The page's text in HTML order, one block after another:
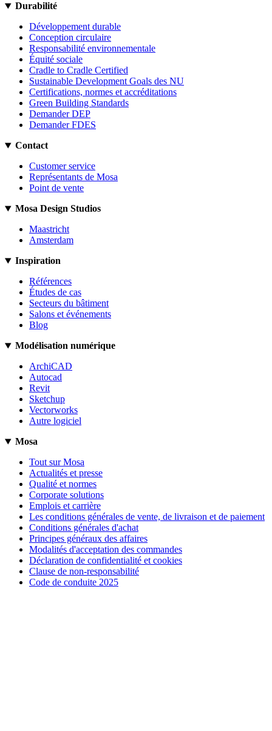
Durabilité
Développement durable
Conception circulaire
Responsabilité environnementale
Équité sociale
Cradle to Cradle Certified
Sustainable Development Goals des NU
Certifications, normes et accréditations
Green Building Standards
Demander DEP
Demander FDES
Contact
Customer service
Représentants de Mosa
Point de vente
Mosa Design Studios
Maastricht
Amsterdam
Inspiration
Références
Études de cas
Secteurs du bâtiment
Salons et événements
Blog
Modélisation numérique
ArchiCAD
Autocad
Revit
Sketchup
Vectorworks
Autre logiciel
Mosa
Tout sur Mosa
Actualités et presse
Qualité et normes
Corporate solutions
Emplois et carrière
Les conditions générales de vente, de livraison et de paiement
Conditions générales d'achat
Principes généraux des affaires
Modalités d'acceptation des commandes
Déclaration de confidentialité et cookies
Clause de non-responsabilité
Code de conduite 2025